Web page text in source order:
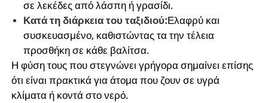
σε λεκέδες από λάσπη ή γρασίδι.
Κατά τη διάρκεια του ταξιδιού:Ελαφρύ και
συσκευασμένο, καθιστώντας τα την τέλεια
προσθήκη σε κάθε βαλίτσα.
Η φύση τους που στεγνώνει γρήγορα σημαίνει επίσης
ότι είναι πρακτικά για άτομα που ζουν σε υγρά
κλίματα ή κοντά στο νερό.